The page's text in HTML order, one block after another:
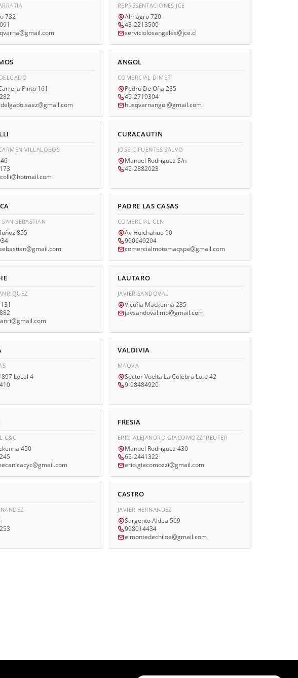
732
REPRESENTACIONES JCE
Almagro 720
43-2213500
serviciolosangeles@jce.cl
Pinto 161
ANGOL
COMERCIAL DIMER
Pedro De Oña 285
45-2719304
husqvarnangol@gmail.com
VILLALOBOS
CURACAUTIN
JOSE CIFUENTES SALVO
Manuel Rodriguez S/n
45-2882023
SEBASTIAN
855
PADRE LAS CASAS
COMERCIAL CLN
Av Huichahue 90
990649204
comercialmotomaqspa@gmail.com
LAUTARO
JAVIER SANDOVAL
Vicuña Mackenna 235
javsandoval.mo@gmail.com
Local 4
VALDIVIA
MAQVA
Sector Vuelta La Culebra Lote 42
9-98484920
C&C
450
FRESIA
ERIO ALEJANDRO GIACOMOZZI REUTER
Manuel Rodriguez 430
65-2441322
erio.giacomozzi@gmail.com
CASTRO
JAVIER HERNANDEZ
Sargento Aldea 569
998014434
elmontedechiloe@gmail.com